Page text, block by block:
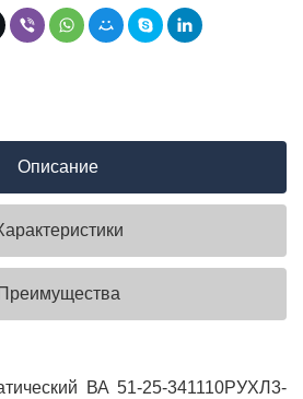
Описание
Преимущества
ВА 51-25-341110РУХЛ3-